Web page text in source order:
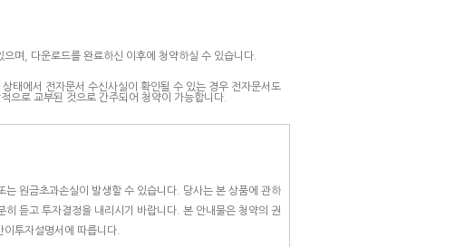
며, 다운로드를 완료하신 이후에 청약하실 수 있습니다.
태에서 전자문서 수신사실이 확인될 수 있는 경우 전자문서도
으로 교부된 것으로 간주되어 청약이 가능합니다.
원금초과손실이 발생할 수 있습니다. 당사는 본 상품에 관하
듣고 투자결정을 내리시기 바랍니다. 본 안내물은 청약의 권
투자설명서에 따릅니다.